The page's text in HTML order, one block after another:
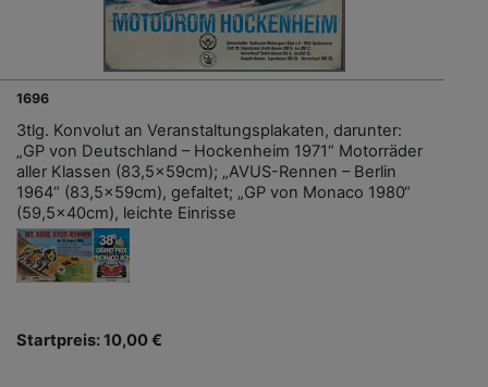
1696
3tlg. Konvolut an Veranstaltungsplakaten, darunter:
„GP von Deutschland – Hockenheim 1971“ Motorräder
aller Klassen (83,5x59cm); „AVUS-Rennen – Berlin
1964“ (83,5x59cm), gefaltet; „GP von Monaco 1980“
(59,5x40cm), leichte Einrisse
Startpreis: 10,00 €